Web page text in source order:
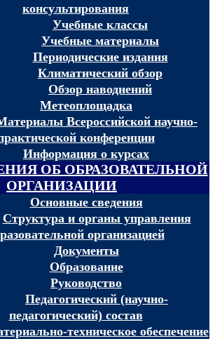
консультирования
Учебные классы
Учебные материалы
Периодические издания
Климатический обзор
Обзор наводнений
Метеоплощадка
Всероссийской научно-
конференции
Информация о курсах
ОБ ОБРАЗОВАТЕЛЬНОЙ
ОРГАНИЗАЦИИ
Основные сведения
Структура и органы управления
организацией
Документы
Образование
Руководство
Педагогический (научно-
педагогический) состав
техническое обеспечение